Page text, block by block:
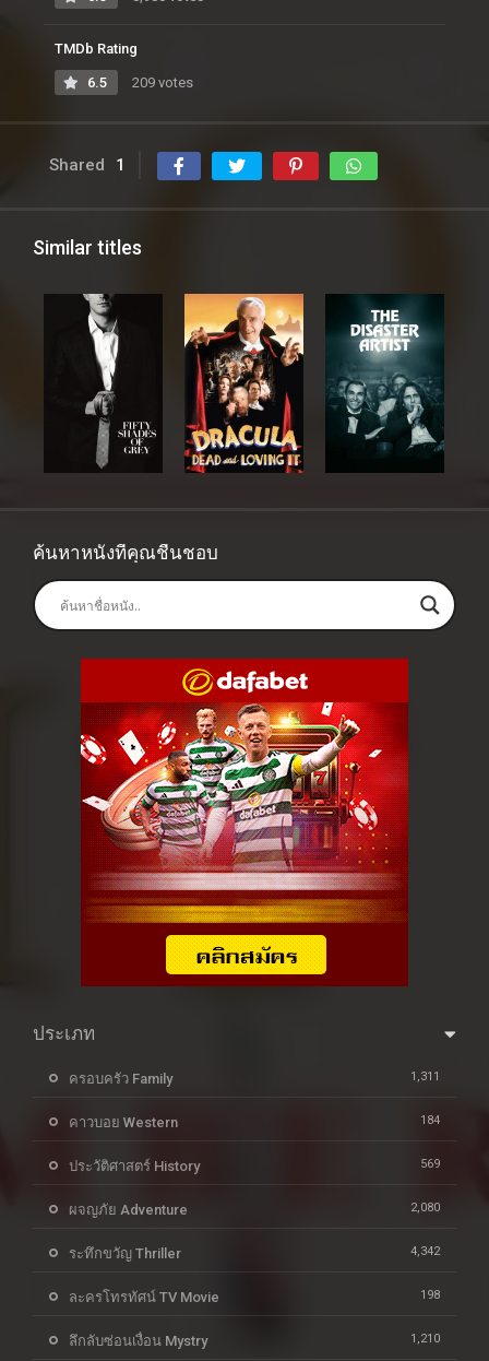
TMDb Rating
6.5 209 votes
Shared 1
Similar titles
ค้นหาหนังที่คุณชื่นชอบ
ประเภท
ครอบครัว Family 1,311
คาวบอย Western 184
ประวัติศาสตร์ History 569
ผจญภัย Adventure 2,080
ระทึกขวัญ Thriller 4,342
ละครโทรทัศน์ TV Movie 198
ลึกลับซ่อนเงื่อน Mystry 1,210